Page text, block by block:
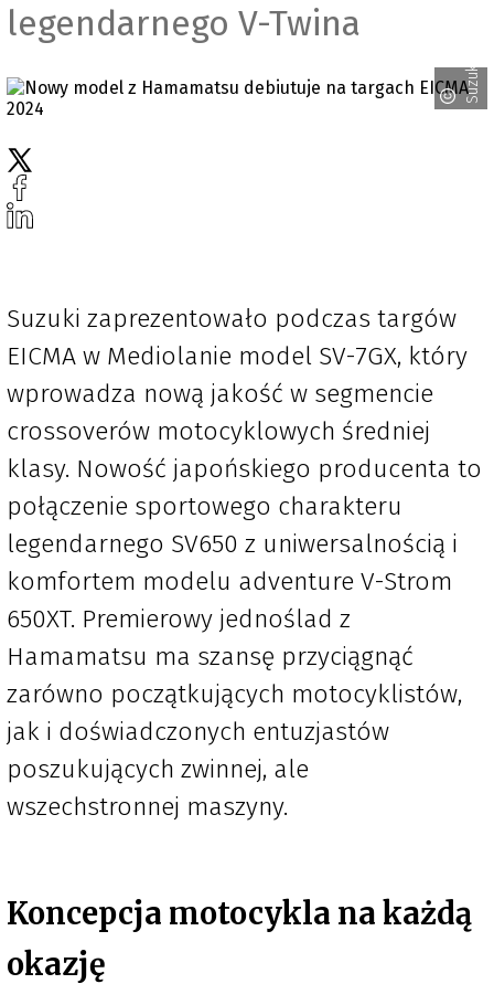
legendarnego V-Twina
Suzuki
Suzuki zaprezentowało podczas targów
EICMA w Mediolanie model SV-7GX, który
wprowadza nową jakość w segmencie
crossoverów motocyklowych średniej
klasy. Nowość japońskiego producenta to
połączenie sportowego charakteru
legendarnego SV650 z uniwersalnością i
komfortem modelu adventure V-Strom
650XT. Premierowy jednoślad z
Hamamatsu ma szansę przyciągnąć
zarówno początkujących motocyklistów,
jak i doświadczonych entuzjastów
poszukujących zwinnej, ale
wszechstronnej maszyny.
Koncepcja motocykla na każdą
okazję